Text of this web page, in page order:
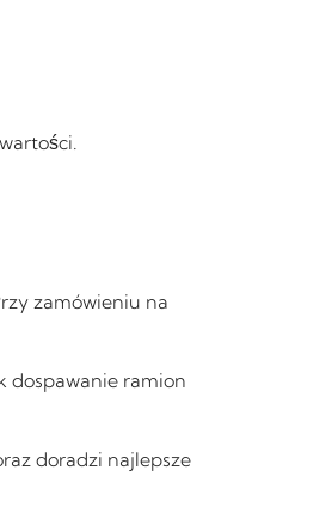
zamówieniu na
dospawanie ramion
doradzi najlepsze